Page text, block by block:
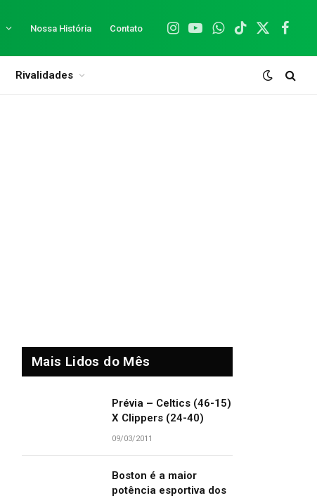
Nossa História Contato
Instagram
YouTubeWhatsApp
TikTok
X
Rivalidades
Mais Lidos do Mês
Prévia – Celtics (46-15)
X Clippers (24-40)
09/03/2011
Boston é a maior
potência esportiva dos